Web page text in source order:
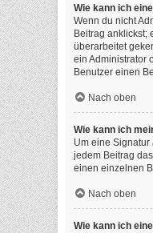
Wie kann ich
Wenn du nicht
Beitrag anklickst;
überarbeitet
ein Administrator
Benutzer einen
Nach oben
Wie kann ich
Um eine
jedem Beitrag
einen einzelnen
Nach oben
Wie kann ich